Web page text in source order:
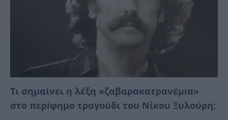
Τι σημαίνει η λέξη «ζαβαρακατρανέμıα»
στο περiφημο τραγούδι του Νίκου Ξυλούρη;